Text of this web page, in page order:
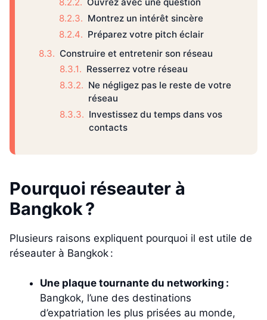
Ouvrez avec une question
Montrez un intérêt sincère
Préparez votre pitch éclair
Construire et entretenir son réseau
Resserrez votre réseau
Ne négligez pas le reste de votre
réseau
Investissez du temps dans vos
contacts
Pourquoi réseauter à
Bangkok ?
Plusieurs raisons expliquent pourquoi il est utile de
réseauter à Bangkok :
Une plaque tournante du networking :
Bangkok, l’une des destinations
d’expatriation les plus prisées au monde,